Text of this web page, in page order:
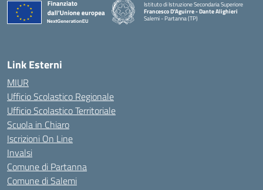
Istituto di Istruzione Secondaria Superiore
Francesco D'Aguirre - Dante Alighieri
Salemi - Partanna (TP)
Link Esterni
MIUR
Ufficio Scolastico Regionale
Ufficio Scolastico Territoriale
Scuola in Chiaro
Iscrizioni On Line
Invalsi
Comune di Partanna
Comune di Salemi